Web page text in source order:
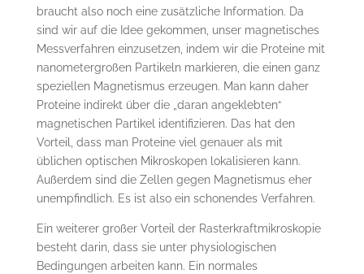
braucht also noch eine zusätzliche Information. Da
sind wir auf die Idee gekommen, unser magnetisches
Messverfahren einzusetzen, indem wir die Proteine mit
nanometergroßen Partikeln markieren, die einen ganz
speziellen Magnetismus erzeugen. Man kann daher
Proteine indirekt über die „daran angeklebten“
magnetischen Partikel identifizieren. Das hat den
Vorteil, dass man Proteine viel genauer als mit
üblichen optischen Mikroskopen lokalisieren kann.
Außerdem sind die Zellen gegen Magnetismus eher
unempfindlich. Es ist also ein schonendes Verfahren.
Ein weiterer großer Vorteil der Rasterkraftmikroskopie
besteht darin, dass sie unter physiologischen
Bedingungen arbeiten kann. Ein normales